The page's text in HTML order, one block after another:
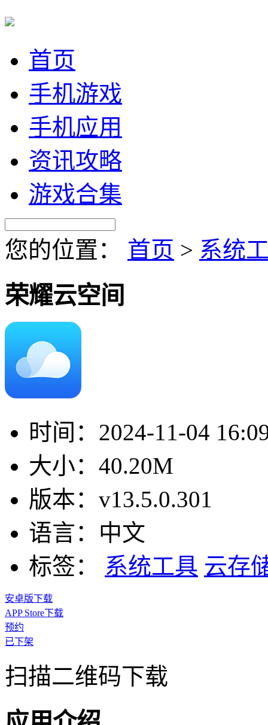
首页
手机游戏
手机应用
资讯攻略
游戏合集
您的位置： 首页 > 系统
荣耀云空间
时间： 2024-11-04
大小： 40.20M
版本： v13.5.0.301
语言： 中文
标签：
系统工具 云存
安卓版下载
APP Store下载
预约
已下架
扫描二维码下载